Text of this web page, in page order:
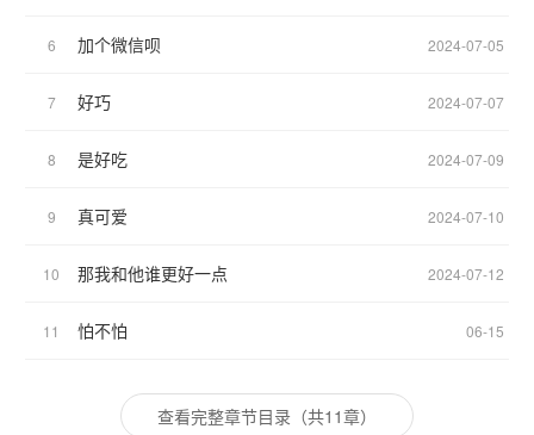
6 加个微信呗 2024-07-05
7 好巧 2024-07-07
8 是好吃 2024-07-09
9 真可爱 2024-07-10
10 那我和他谁更好一点 2024-07-12
11 怕不怕 06-15
查看完整章节目录（共11章）